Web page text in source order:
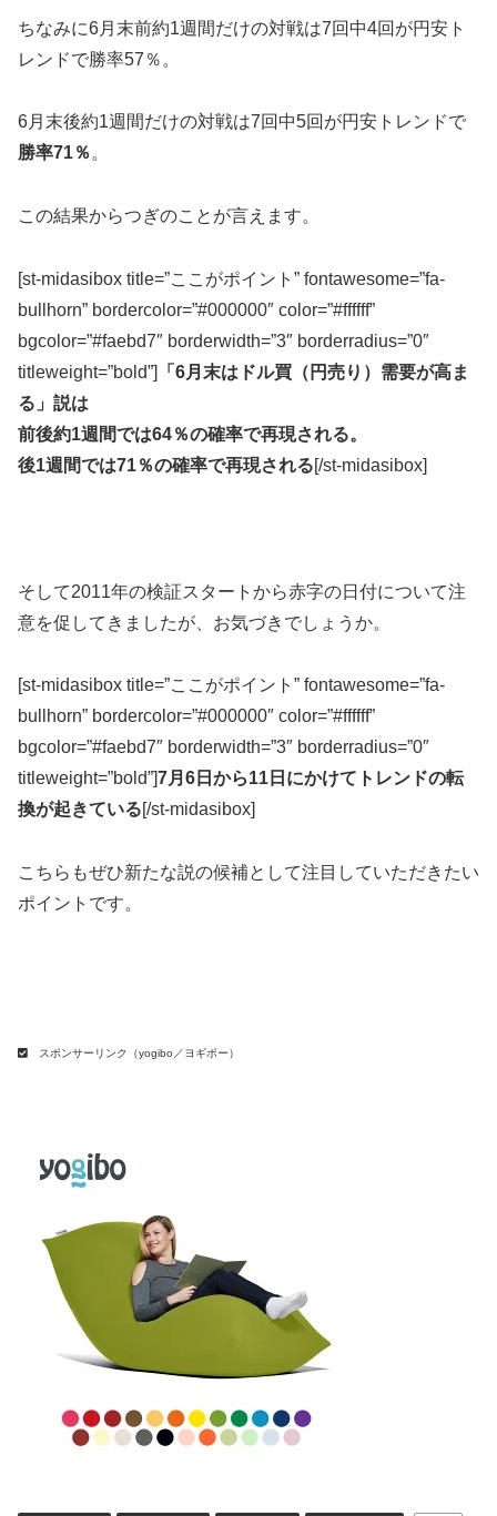
ちなみに6月末前約1週間だけの対戦は7回中4回が円安ト
レンドで勝率57％。
6月末後約1週間だけの対戦は7回中5回が円安トレンドで
勝率71％。
この結果からつぎのことが言えます。
[st-midasibox title=”ここがポイント” fontawesome=”fa-
bullhorn” bordercolor=”#000000″ color=”#ffffff”
bgcolor=”#faebd7″ borderwidth=”3″ borderradius=”0″
titleweight=”bold”]
「6月末はドル買（円売り）需要が高ま
る」説は
前後約1週間では64％の確率で再現される。
後1週間では71％の確率で再現される[/st-midasibox]
そして2011年の検証スタートから赤字の日付について注
意を促してきましたが、お気づきでしょうか。
[st-midasibox title=”ここがポイント” fontawesome=”fa-
bullhorn” bordercolor=”#000000″ color=”#ffffff”
bgcolor=”#faebd7″ borderwidth=”3″ borderradius=”0″
titleweight=”bold”] 7月6日から11日にかけてトレンドの転
換が起きている [/st-midasibox]
こちらもぜひ新たな説の候補として注目していただきたい
ポイントです。
スポンサーリンク（yogibo／ヨギボー）